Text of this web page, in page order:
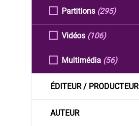
Partitions (295)
Vidéos (106)
Multimédia (56)
ÉDITEUR / PRODUCTEUR
AUTEUR